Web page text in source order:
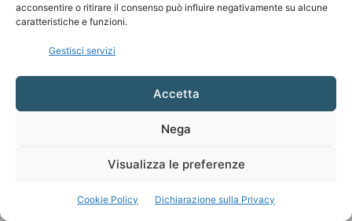
acconsentire o ritirare il consenso può influire negativamente su alcune
caratteristiche e funzioni.
Gestisci servizi
Accetta
Nega
Visualizza le preferenze
Cookie Policy Dichiarazione sulla Privacy